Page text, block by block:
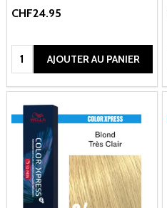
CHF24.95
Quantité:AJOUTER AU PANIER